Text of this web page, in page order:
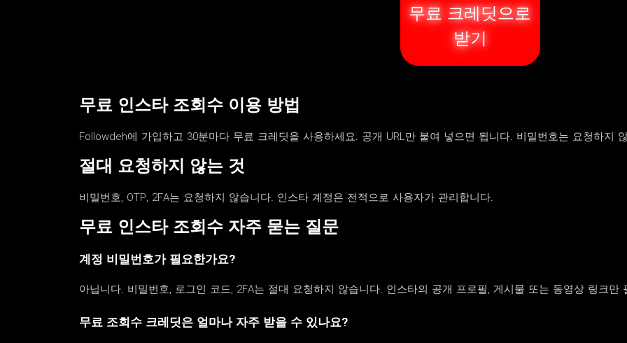
무료 크레딧으로
받기
무료 인스타 조회수 이용 방법
Followdeh에 가입하고 30분마다 무료 크레딧을 사용하세요. 공개 URL만 붙여 넣으면 됩니다. 비밀번호는 요청하지
절대 요청하지 않는 것
비밀번호, OTP, 2FA는 요청하지 않습니다. 인스타 계정은 전적으로 사용자가 관리합니다.
무료 인스타 조회수 자주 묻는 질문
계정 비밀번호가 필요한가요?
아닙니다. 비밀번호, 로그인 코드, 2FA는 절대 요청하지 않습니다. 인스타의 공개 프로필, 게시물 또는 동영상 링크만
무료 조회수 크레딧은 얼마나 자주 받을 수 있나요?